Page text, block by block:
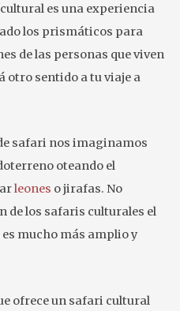
es una experiencia
los prismáticos para
de las personas que viven
otro sentido a tu viaje a
safari nos imaginamos
oteando el
leones o jirafas. No
de los safaris culturales el
mucho más amplio y
ofrece un safari cultural